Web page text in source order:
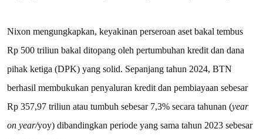
Nixon mengungkapkan, keyakinan perseroan aset bakal tembus
Rp 500 triliun bakal ditopang oleh pertumbuhan kredit dan dana
pihak ketiga (DPK) yang solid. Sepanjang tahun 2024, BTN
berhasil membukukan penyaluran kredit dan pembiayaan sebesar
Rp 357,97 triliun atau tumbuh sebesar 7,3% secara tahunan (year
on year/yoy) dibandingkan periode yang sama tahun 2023 sebesar